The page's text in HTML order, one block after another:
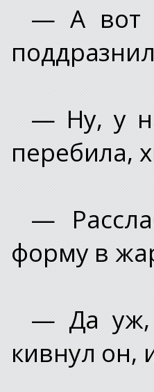
— А вот
— Ну, у
перебила,
—
форму в
— Да уж,
кивнул он,